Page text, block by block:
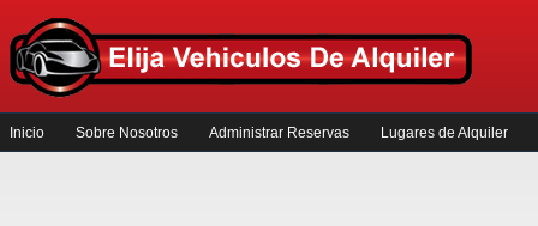
Inicio Sobre Nosotros Administrar Reservas Lugares de Alquiler